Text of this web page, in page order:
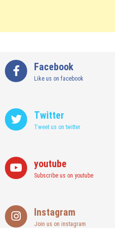
Facebook
Like us on facebook
Twitter
Tweet us on twitter
youtube
Subscribe us on youtube
Instagram
Join us on instagram